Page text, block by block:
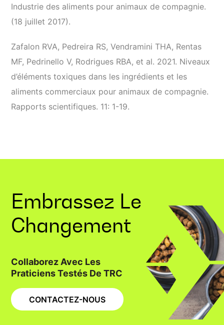
Industrie des aliments pour animaux de compagnie.
(18 juillet 2017).
Zafalon RVA, Pedreira RS, Vendramini THA, Rentas
MF, Pedrinello V, Rodrigues RBA, et al. 2021. Niveaux
d’éléments toxiques dans les ingrédients et les
aliments commerciaux pour animaux de compagnie.
Rapports scientifiques. 11: 1-19.
Embrassez Le
Changement
Collaborez Avec Les
Praticiens Testés De TRC
CONTACTEZ-NOUS